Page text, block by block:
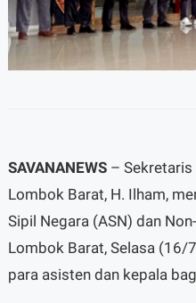
SAVANANEWS– Sekretaris
Lombok Barat, H. Ilham,
Sipil Negara (ASN) dan
Lombok Barat, Selasa
para asisten dan kepala